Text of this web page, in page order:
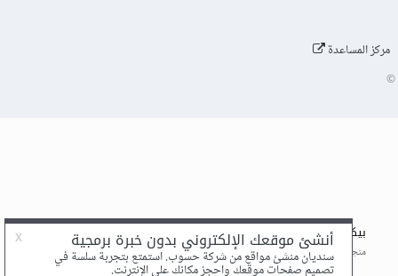
مركز المساعدة
©